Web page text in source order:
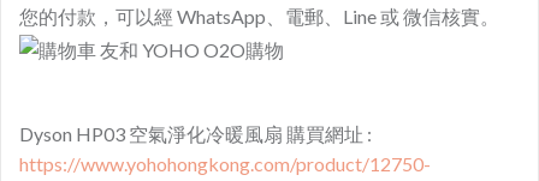
您的付款，可以經 WhatsApp、電郵、Line 或 微信核實。
Dyson HP03 空氣淨化冷暖風扇 購買網址 :
https://www.yohohongkong.com/product/12750-